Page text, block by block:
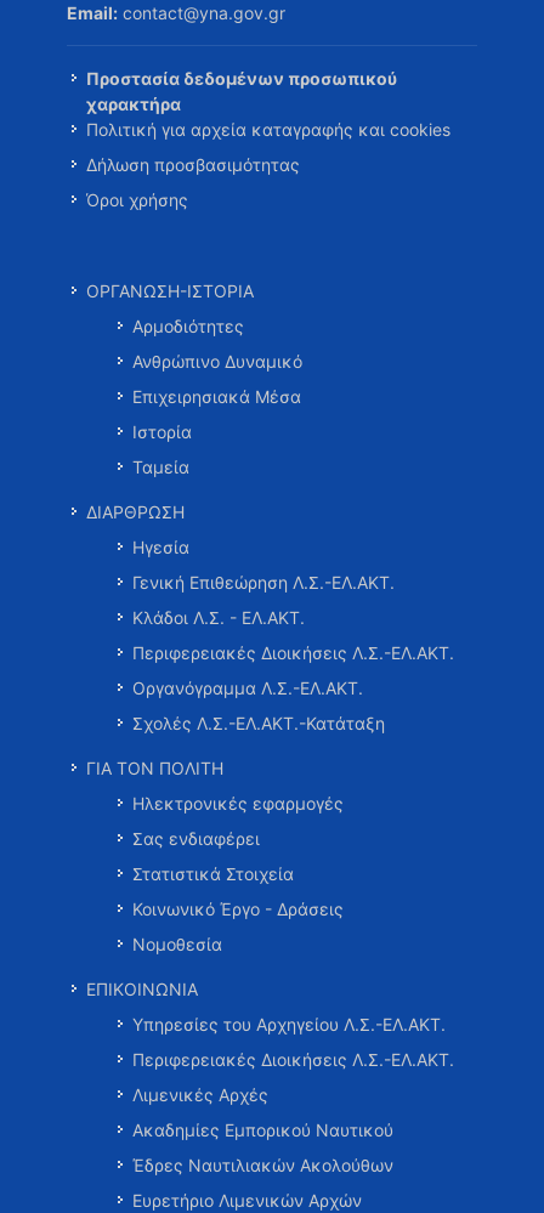
Email: contact@yna.gov.gr
Προστασία δεδομένων προσωπικού
χαρακτήρα
Πολιτική για αρχεία καταγραφής και cookies
Δήλωση προσβασιμότητας
Όροι χρήσης
ΟΡΓΑΝΩΣΗ-ΙΣΤΟΡΙΑ
Αρμοδιότητες
Ανθρώπινο Δυναμικό
Επιχειρησιακά Μέσα
Ιστορία
Ταμεία
ΔΙΑΡΘΡΩΣΗ
Ηγεσία
Γενική Επιθεώρηση Λ.Σ.-ΕΛ.ΑΚΤ.
Κλάδοι Λ.Σ. - ΕΛ.ΑΚΤ.
Περιφερειακές Διοικήσεις Λ.Σ.-ΕΛ.ΑΚΤ.
Οργανόγραμμα Λ.Σ.-ΕΛ.ΑΚΤ.
Σχολές Λ.Σ.-ΕΛ.ΑΚΤ.-Κατάταξη
ΓΙΑ ΤΟΝ ΠΟΛΙΤΗ
Ηλεκτρονικές εφαρμογές
Σας ενδιαφέρει
Στατιστικά Στοιχεία
Κοινωνικό Έργο - Δράσεις
Νομοθεσία
ΕΠΙΚΟΙΝΩΝΙΑ
Υπηρεσίες του Αρχηγείου Λ.Σ.-ΕΛ.ΑΚΤ.
Περιφερειακές Διοικήσεις Λ.Σ.-ΕΛ.ΑΚΤ.
Λιμενικές Αρχές
Ακαδημίες Εμπορικού Ναυτικού
Έδρες Ναυτιλιακών Ακολούθων
Ευρετήριο Λιμενικών Αρχών